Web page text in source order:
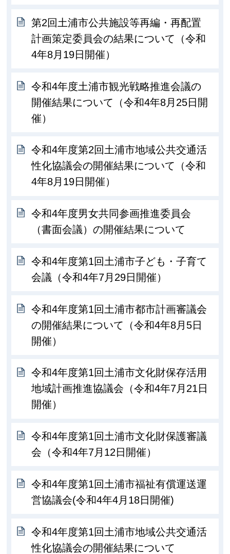
第2回土浦市公共施設等再編・再配置
計画策定委員会の結果について（令和
4年8月19日開催）
令和4年度土浦市観光戦略推進会議の
開催結果について（令和4年8月25日開
催）
令和4年度第2回土浦市地域公共交通活
性化協議会の開催結果について（令和
4年8月19日開催）
令和4年度男女共同参画推進委員会
（書面会議）の開催結果について
令和4年度第1回土浦市子ども・子育て
会議（令和4年7月29日開催）
令和4年度第1回土浦市都市計画審議会
の開催結果について（令和4年8月5日
開催）
令和4年度第1回土浦市文化財保存活用
地域計画推進協議会（令和4年7月21日
開催）
令和4年度第1回土浦市文化財保護審議
会（令和4年7月12日開催）
令和4年度第1回土浦市福祉有償運送運
営協議会(令和4年4月18日開催)
令和4年度第1回土浦市地域公共交通活
性化協議会の開催結果について